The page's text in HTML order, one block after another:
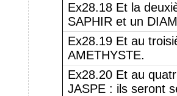
Ex28.18 Et la
SAPHIR et un
Ex28.19 Et au
AMETHYSTE.
Ex28.20 Et au
JASPE : ils seront